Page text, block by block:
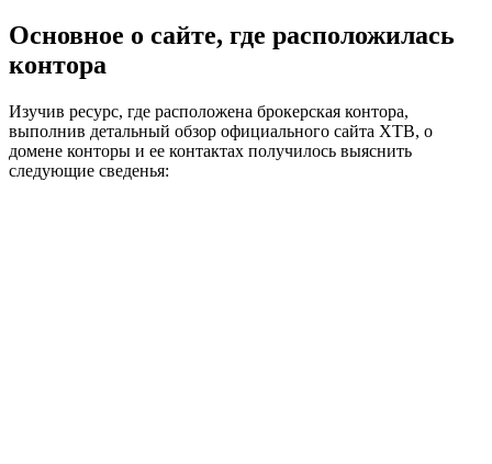
Основное о сайте, где расположилась
контора
Изучив ресурс, где расположена брокерская контора,
выполнив детальный обзор официального сайта XTB, о
домене конторы и ее контактах получилось выяснить
следующие сведенья: